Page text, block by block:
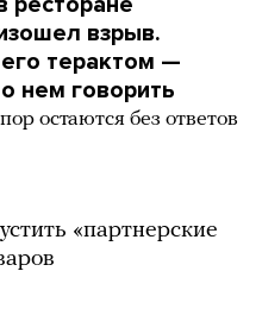
взрыв.
его терактом —
нем говорить
остаются без ответов
«партнерские